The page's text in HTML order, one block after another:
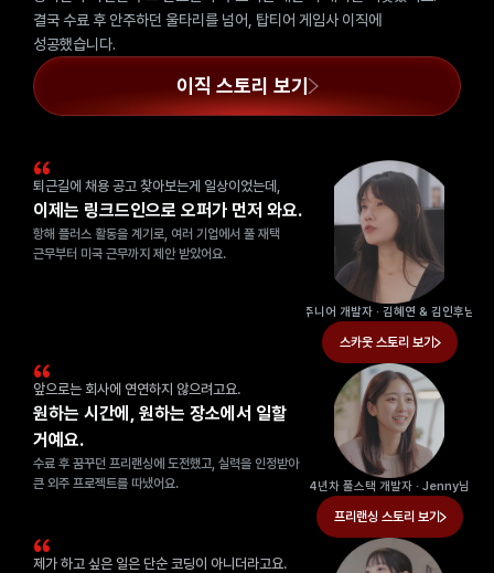
결국 수료 후 안주하던 울타리를 넘어, 탑티어 게임사 이직에
성공했습니다.
이직 스토리 보기
주니어 개발자 · 김혜연 & 김인후님
스카웃 스토리 보기
퇴근길에 채용 공고 찾아보는게 일상이었는데,
이제는 링크드인으로 오퍼가 먼저 와요.
항해 플러스 활동을 계기로, 여러 기업에서 풀 재택
근무부터 미국 근무까지 제안 받았어요.
프리랜싱 스토리 보기
4년차 풀스택 개발자 · Jenny님
앞으로는 회사에 연연하지 않으려고요.
원하는 시간에, 원하는 장소에서 일할
거예요.
수료 후 꿈꾸던 프리랜싱에 도전했고, 실력을 인정받아
큰 외주 프로젝트를 따냈어요.
제가 하고 싶은 일은 단순 코딩이 아니더라고요.